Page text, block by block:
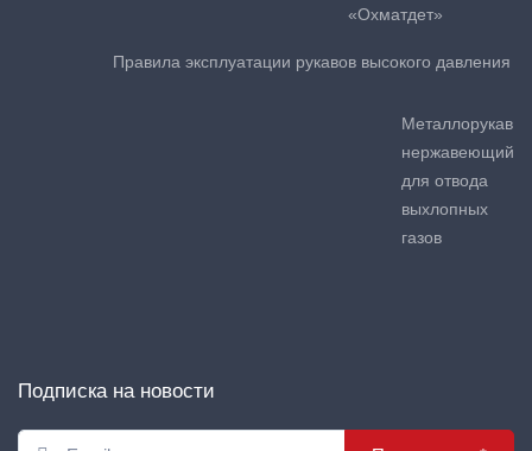
«Охматдет»
Правила эксплуатации рукавов высокого давления
Металлорукав
нержавеющий
для отвода
выхлопных
газов
Подписка на новости